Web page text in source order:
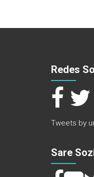
Redes
Tweets by
Sare